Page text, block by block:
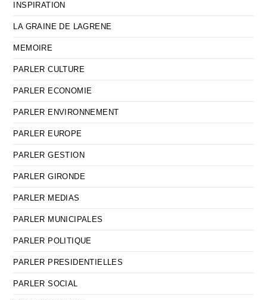
INSPIRATION
LA GRAINE DE LAGRENE
MEMOIRE
PARLER CULTURE
PARLER ECONOMIE
PARLER ENVIRONNEMENT
PARLER EUROPE
PARLER GESTION
PARLER GIRONDE
PARLER MEDIAS
PARLER MUNICIPALES
PARLER POLITIQUE
PARLER PRESIDENTIELLES
PARLER SOCIAL